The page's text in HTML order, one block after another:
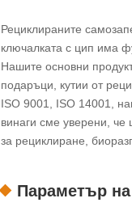
Рециклираните
ключалката с цип има
Нашите основни
подаръци, кутии от
ISO 9001, ISO 14001,
винаги сме уверени,
за рециклиране,
Параметър